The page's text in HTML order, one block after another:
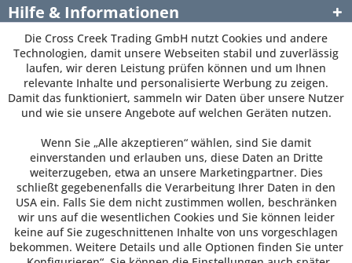
Hilfe & Informationen
Newsletter
Die Cross Creek Trading GmbH nutzt Cookies und andere
Technologien, damit unsere Webseiten stabil und zuverlässig
laufen, wir deren Leistung prüfen können und um Ihnen
relevante Inhalte und personalisierte Werbung zu zeigen.
Damit das funktioniert, sammeln wir Daten über unsere Nutzer
und wie sie unsere Angebote auf welchen Geräten nutzen.
Wenn Sie „Alle akzeptieren“ wählen, sind Sie damit
einverstanden und erlauben uns, diese Daten an Dritte
weiterzugeben, etwa an unsere Marketingpartner. Dies
schließt gegebenenfalls die Verarbeitung Ihrer Daten in den
USA ein. Falls Sie dem nicht zustimmen wollen, beschränken
wir uns auf die wesentlichen Cookies und Sie können leider
keine auf Sie zugeschnittenen Inhalte von uns vorgeschlagen
bekommen. Weitere Details und alle Optionen finden Sie unter